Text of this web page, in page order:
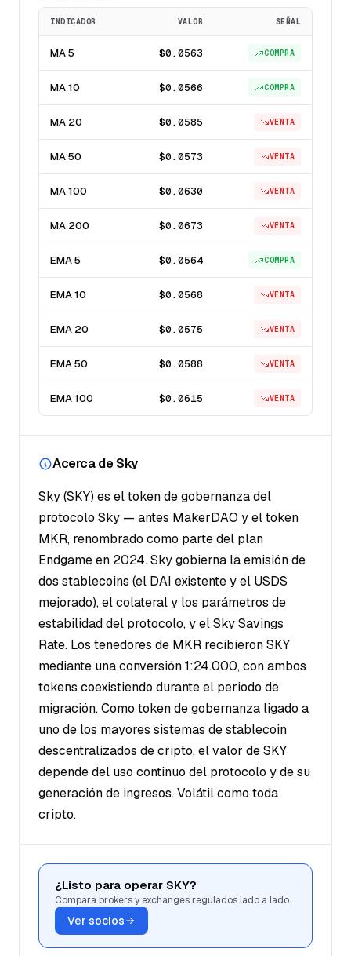
INDICADOR VALOR SEÑAL
MA 5 $0.0563 COMPRA
MA 10 $0.0566 COMPRA
MA 20 $0.0585 VENTA
MA 50 $0.0573 VENTA
MA 100 $0.0630 VENTA
MA 200 $0.0673 VENTA
EMA 5 $0.0564 COMPRA
EMA 10 $0.0568 VENTA
EMA 20 $0.0575 VENTA
EMA 50 $0.0588 VENTA
EMA 100 $0.0615 VENTA
Acerca de Sky
Sky (SKY) es el token de gobernanza del
protocolo Sky — antes MakerDAO y el token
MKR, renombrado como parte del plan
Endgame en 2024. Sky gobierna la emisión de
dos stablecoins (el DAI existente y el USDS
mejorado), el colateral y los parámetros de
estabilidad del protocolo, y el Sky Savings
Rate. Los tenedores de MKR recibieron SKY
mediante una conversión 1:24.000, con ambos
tokens coexistiendo durante el periodo de
migración. Como token de gobernanza ligado a
uno de los mayores sistemas de stablecoin
descentralizados de cripto, el valor de SKY
depende del uso continuo del protocolo y de su
generación de ingresos. Volátil como toda
cripto.
¿Listo para operar SKY?
Compara brokers y exchanges regulados lado a lado.
Ver socios